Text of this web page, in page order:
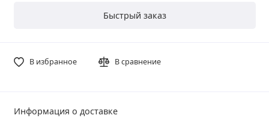
Быстрый заказ
В избранное В сравнение
Информация о доставке